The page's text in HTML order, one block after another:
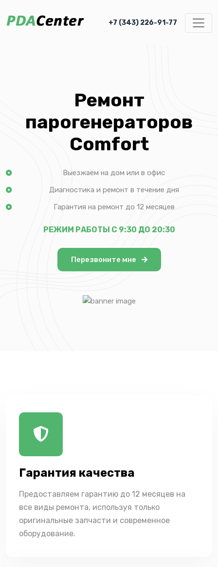
+7 (343) 226-91-77
Ремонт
парогенераторов
Comfort
Выезжаем на дом или в офис
Диагностика и ремонт в течение дня
Гарантия на ремонт до 12 месяцев
РЕЖИМ РАБОТЫ С 9:30 ДО 20:30
Перезвоните мне
Гарантия качества
Предоставляем гарантию до 12 месяцев на
все виды ремонта, используя только
оригинальные запчасти и современное
оборудование.